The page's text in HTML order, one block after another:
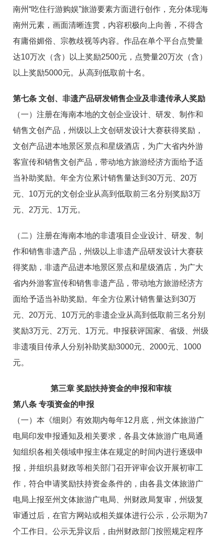
南州“吃住行游购娱”旅游要素方面进行创作，充分体现海
南州元素，画面清晰连贯，内容积极向上向善，不得含
有庸俗媚俗、宗教歧视等内容。作品在单个平台点赞量
达10万次（含）以上奖励2500元，点赞量20万次（含）
以上奖励5000元。从高到低取前十名。
第七条 文创、非遗产品研发销售企业及非遗传承人奖励
（一）注册在海南本地的文创企业设计、研发、制作和
销售文创产品，州级以上文创研发设计大赛获得奖励，
文创产品进本地景区景点和星级酒店，为广大省内外游
客宣传和销售文创产品，带动地方旅游经济方面给予适
当补助奖励。年全方位累计销售量达到30万元、20万
元、10万元的文创企业从高到低取前三名分别奖励3万
元、2万元、1万元。
（二）注册在海南本地的非遗项目企业设计、研发、制
作和销售非遗产品，州级以上非遗产品研发设计大赛获
得奖励，非遗产品进本地景区景点和星级酒店，为广大
省内外游客宣传和销售非遗产品，带动地方旅游经济方
面给予适当补助奖励。年全方位累计销售量达到30万
元、20万元、10万元的非遗企业从高到低取前三名分别
奖励3万元、2万元、1万元。申报获评国家、省级、州级
非遗项目传承人分别补助奖励3000元、2000元、1000
元。
第三章 奖励扶持资金的申报和审核
第八条 专项资金的申报
（一）本《细则》有效期内每年12月底，州文体旅游广
电局印发申报通知及相关要求，各县文体旅游广电局通
知组织各相关领域申报主体在规定的时间内进行逐级申
报，并组织县财政等相关部门召开评审会议开展初审工
作，符合申请奖励扶持资金条件的，由各县文体旅游广
电局上报至州文体旅游广电局、州财政局复审，州级复
审通过后，在官方网站或相关媒体进行公示，公示期为7
个工作日。公示无异议后，由州财政部门按照规定程序